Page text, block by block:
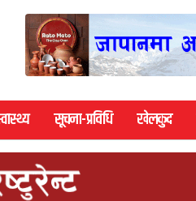
सूचना-प्रविधि खेलकुद